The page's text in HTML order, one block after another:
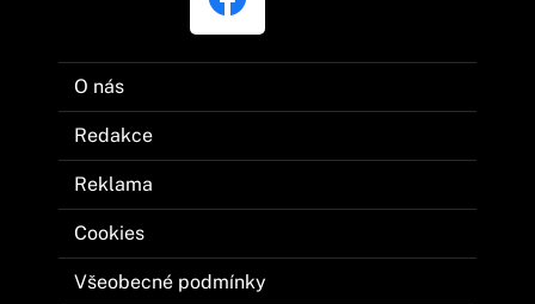
O nás
Redakce
Reklama
Cookies
Všeobecné podmínky